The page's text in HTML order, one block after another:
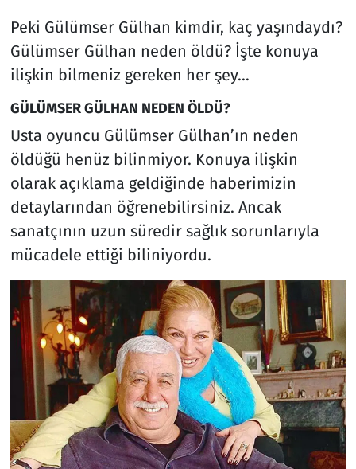
Peki Gülümser Gülhan kimdir, kaç yaşındaydı?
Gülümser Gülhan neden öldü? İşte konuya
ilişkin bilmeniz gereken her şey…
GÜLÜMSER GÜLHAN NEDEN ÖLDÜ?
Usta oyuncu Gülümser Gülhan’ın neden
öldüğü henüz bilinmiyor. Konuya ilişkin
olarak açıklama geldiğinde haberimizin
detaylarından öğrenebilirsiniz. Ancak
sanatçının uzun süredir sağlık sorunlarıyla
mücadele ettiği biliniyordu.